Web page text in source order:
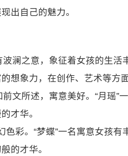
出自己的魅力。
澜之意，象征着女孩的生活
想象力，在创作、艺术等方
文所述，寓意美好。“月瑶”
才华。
彩。“梦蝶”一名寓意女孩有
的才华。